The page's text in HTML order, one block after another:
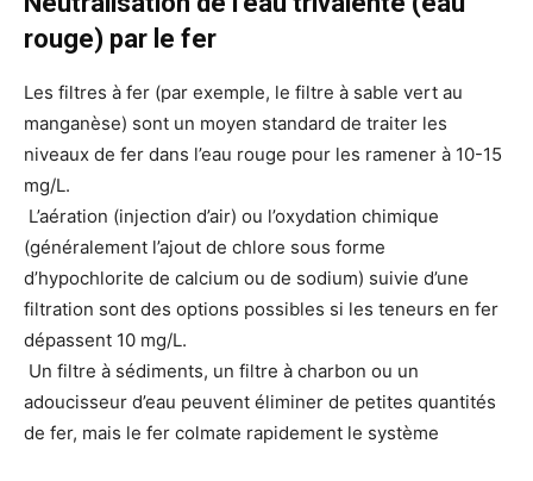
rouge) par le fer
Les filtres à fer (par exemple, le filtre à sable vert au
manganèse) sont un moyen standard de traiter les
niveaux de fer dans l’eau rouge pour les ramener à 10-15
mg/L.
L’aération (injection d’air) ou l’oxydation chimique
(généralement l’ajout de chlore sous forme
d’hypochlorite de calcium ou de sodium) suivie d’une
filtration sont des options possibles si les teneurs en fer
dépassent 10 mg/L.
Un filtre à sédiments, un filtre à charbon ou un
adoucisseur d’eau peuvent éliminer de petites quantités
de fer, mais le fer colmate rapidement le système